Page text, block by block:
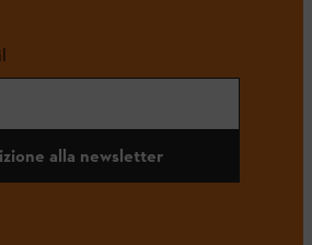
alla newsletter